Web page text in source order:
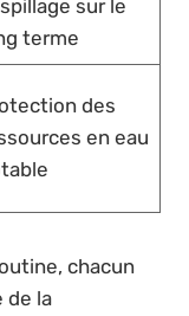
sur le
terme
des
en eau
chacun
de la